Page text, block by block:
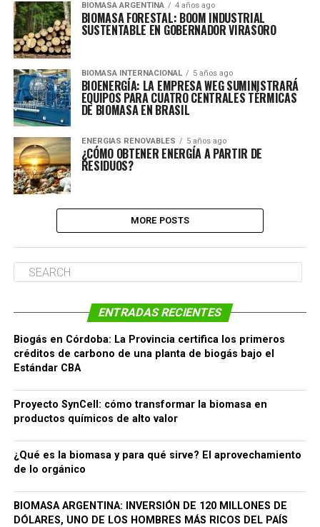
BIOMASA ARGENTINA 4 años ago
BIOMASA FORESTAL: BOOM INDUSTRIAL
SUSTENTABLE EN GOBERNADOR VIRASORO
BIOMASA INTERNACIONAL 5 años ago
BIOENERGÍA: LA EMPRESA WEG SUMINISTRARÁ
EQUIPOS PARA CUATRO CENTRALES TÉRMICAS
DE BIOMASA EN BRASIL
ENERGIAS RENOVABLES 5 años ago
¿CÓMO OBTENER ENERGÍA A PARTIR DE
RESIDUOS?
MORE POSTS
ENTRADAS RECIENTES
Biogás en Córdoba: La Provincia certifica los primeros
créditos de carbono de una planta de biogás bajo el
Estándar CBA
Proyecto SynCell: cómo transformar la biomasa en
productos químicos de alto valor
¿Qué es la biomasa y para qué sirve? El aprovechamiento
de lo orgánico
BIOMASA ARGENTINA: INVERSIÓN DE 120 MILLONES DE
DÓLARES, UNO DE LOS HOMBRES MÁS RICOS DEL PAÍS